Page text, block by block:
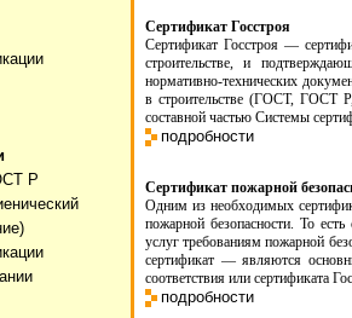
Р
Сертификат Госстроя
Сертификат Госстроя —
строительстве, и
нормативно-технических
в строительстве (ГОСТ, ГОСТ
составной частью Системы
подробности
Сертификат пожарной
Одним из необходимых
пожарной безопасности. То
услуг требованиям пожарной
сертификат — являются
соответствия или сертификата
подробности